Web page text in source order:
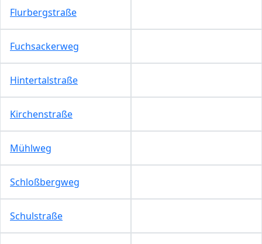
Flurbergstraße
Fuchsackerweg
Hintertalstraße
Kirchenstraße
Mühlweg
Schloßbergweg
Schulstraße